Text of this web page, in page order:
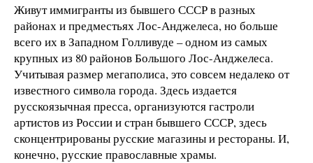
Живут иммигранты из бывшего СССР в разных
районах и предместьях Лос-Анджелеса, но больше
всего их в Западном Голливуде – одном из самых
крупных из 80 районов Большого Лос-Анджелеса.
Учитывая размер мегаполиса, это совсем недалеко от
известного символа города. Здесь издается
русскоязычная пресса, организуются гастроли
артистов из России и стран бывшего СССР, здесь
сконцентрированы русские магазины и рестораны. И,
конечно, русские православные храмы.